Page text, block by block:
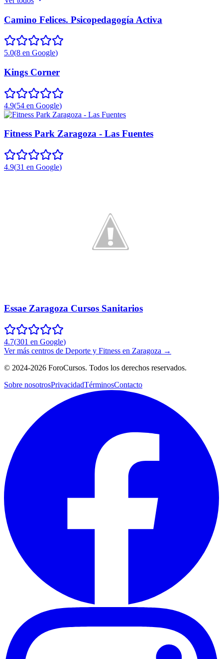
Camino Felices. Psicopedagogía Activa
5.0(8 en Google)
Kings Corner
4.9(54 en Google)
Fitness Park Zaragoza - Las Fuentes
4.9(31 en Google)
Essae Zaragoza Cursos Sanitarios
4.7(301 en Google)
Ver más centros de Deporte y Fitness en Zaragoza →
© 2024-2026 ForoCursos. Todos los derechos reservados.
Sobre nosotrosPrivacidadTérminosContacto